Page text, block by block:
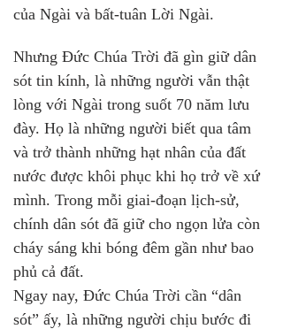
của Ngài và bất-tuân Lời Ngài.
Nhưng Đức Chúa Trời đã gìn giữ dân
sót tin kính, là những người vẫn thật
lòng với Ngài trong suốt 70 năm lưu
đày. Họ là những người biết qua tâm
và trở thành những hạt nhân của đất
nước được khôi phục khi họ trở về xứ
mình. Trong mỗi giai-đoạn lịch-sử,
chính dân sót đã giữ cho ngọn lửa còn
cháy sáng khi bóng đêm gần như bao
phủ cả đất.
Ngay nay, Đức Chúa Trời cần “dân
sót” ấy, là những người chịu bước đi